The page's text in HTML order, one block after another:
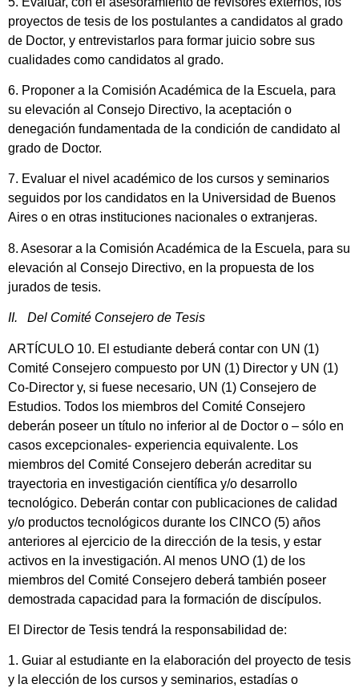
proyectos de tesis de los postulantes a candidatos al grado
de Doctor, y entrevistarlos para formar juicio sobre sus
cualidades como candidatos al grado.
6. Proponer a la Comisión Académica de la Escuela, para
su elevación al Consejo Directivo, la aceptación o
denegación fundamentada de la condición de candidato al
grado de Doctor.
7. Evaluar el nivel académico de los cursos y seminarios
seguidos por los candidatos en la Universidad de Buenos
Aires o en otras instituciones nacionales o extranjeras.
8. Asesorar a la Comisión Académica de la Escuela, para su
elevación al Consejo Directivo, en la propuesta de los
jurados de tesis.
II. Del Comité Consejero de Tesis
ARTÍCULO 10. El estudiante deberá contar con UN (1)
Comité Consejero compuesto por UN (1) Director y UN (1)
Co-Director y, si fuese necesario, UN (1) Consejero de
Estudios. Todos los miembros del Comité Consejero
deberán poseer un título no inferior al de Doctor o – sólo en
casos excepcionales- experiencia equivalente. Los
miembros del Comité Consejero deberán acreditar su
trayectoria en investigación científica y/o desarrollo
tecnológico. Deberán contar con publicaciones de calidad
y/o productos tecnológicos durante los CINCO (5) años
anteriores al ejercicio de la dirección de la tesis, y estar
activos en la investigación. Al menos UNO (1) de los
miembros del Comité Consejero deberá también poseer
demostrada capacidad para la formación de discípulos.
El Director de Tesis tendrá la responsabilidad de:
1. Guiar al estudiante en la elaboración del proyecto de tesis
y la elección de los cursos y seminarios, estadías o